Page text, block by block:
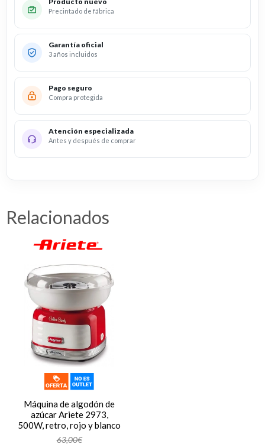
Precintado de fábrica
Garantía oficial
3 años incluidos
Pago seguro
Compra protegida
Atención especializada
Antes y después de comprar
Relacionados
Máquina de algodón de
azúcar Ariete 2973,
500W, retro, rojo y blanco
63,00€